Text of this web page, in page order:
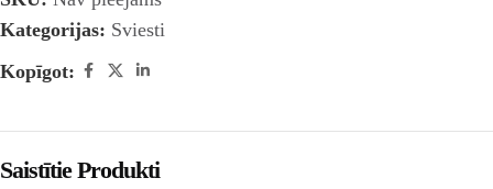
Kategorijas: Sviesti
Kopīgot:
Saistītie Produkti